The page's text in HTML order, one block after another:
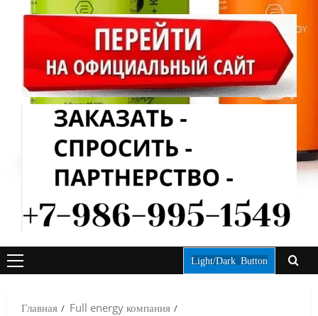
ОСНОВНОЕ
Light/Dark Button
Главная
Full energy компания